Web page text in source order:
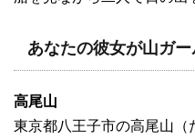
あなたの彼女が山ガ
高尾山
東京都八王子市の高尾山（